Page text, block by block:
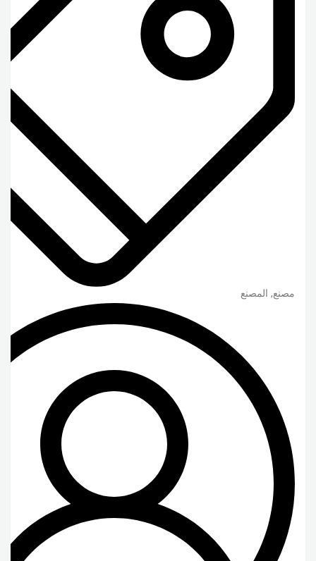
مصنع, المصنع